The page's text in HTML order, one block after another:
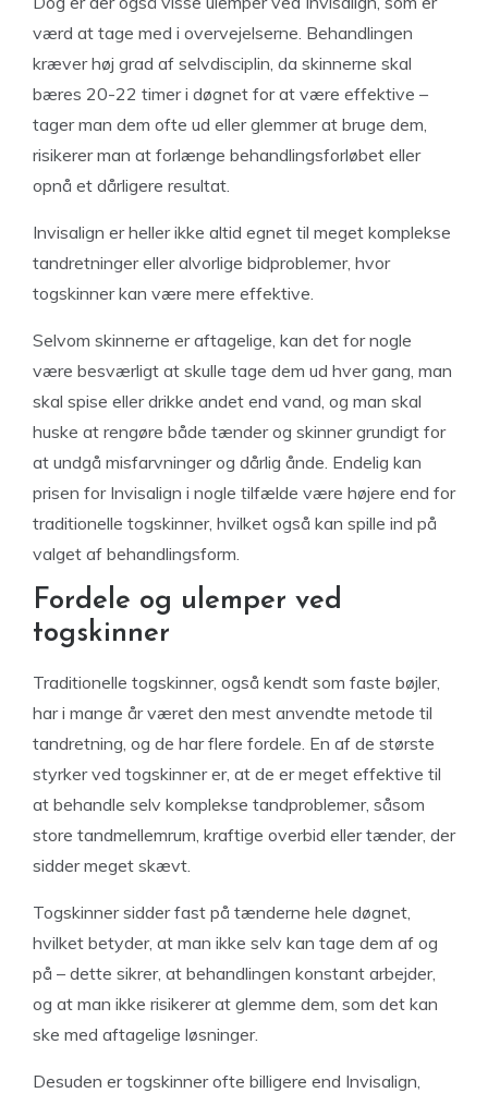
værd at tage med i overvejelserne. Behandlingen
kræver høj grad af selvdisciplin, da skinnerne skal
bæres 20-22 timer i døgnet for at være effektive –
tager man dem ofte ud eller glemmer at bruge dem,
risikerer man at forlænge behandlingsforløbet eller
opnå et dårligere resultat.
Invisalign er heller ikke altid egnet til meget komplekse
tandretninger eller alvorlige bidproblemer, hvor
togskinner kan være mere effektive.
Selvom skinnerne er aftagelige, kan det for nogle
være besværligt at skulle tage dem ud hver gang, man
skal spise eller drikke andet end vand, og man skal
huske at rengøre både tænder og skinner grundigt for
at undgå misfarvninger og dårlig ånde. Endelig kan
prisen for Invisalign i nogle tilfælde være højere end for
traditionelle togskinner, hvilket også kan spille ind på
valget af behandlingsform.
Fordele og ulemper ved
togskinner
Traditionelle togskinner, også kendt som faste bøjler,
har i mange år været den mest anvendte metode til
tandretning, og de har flere fordele. En af de største
styrker ved togskinner er, at de er meget effektive til
at behandle selv komplekse tandproblemer, såsom
store tandmellemrum, kraftige overbid eller tænder, der
sidder meget skævt.
Togskinner sidder fast på tænderne hele døgnet,
hvilket betyder, at man ikke selv kan tage dem af og
på – dette sikrer, at behandlingen konstant arbejder,
og at man ikke risikerer at glemme dem, som det kan
ske med aftagelige løsninger.
Desuden er togskinner ofte billigere end Invisalign,